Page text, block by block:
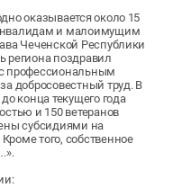
оказывается около 15
и малоимущим
Чеченской Республики
региона поздравил
профессиональным
добросовестный труд. В
конца текущего года
и 150 ветеранов
субсидиями на
того, собственное